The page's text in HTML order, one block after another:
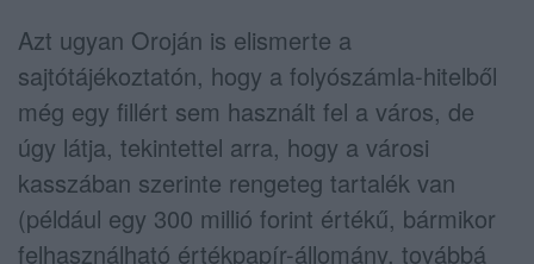
Azt ugyan Oroján is elismerte a
sajtótájékoztatón, hogy a folyószámla-hitelből
még egy fillért sem használt fel a város, de
úgy látja, tekintettel arra, hogy a városi
kasszában szerinte rengeteg tartalék van
(például egy 300 millió forint értékű, bármikor
felhasználható értékpapír-állomány, továbbá